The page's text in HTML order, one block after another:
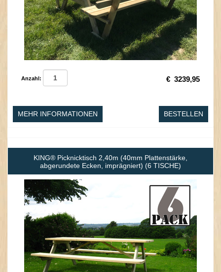
Anzahl: € 3239,95
MEHR INFORMATIONEN BESTELLEN
KING® Picknicktisch 2,40m (40mm Plattenstärke,
abgerundete Ecken, imprägniert) (6 TISCHE)